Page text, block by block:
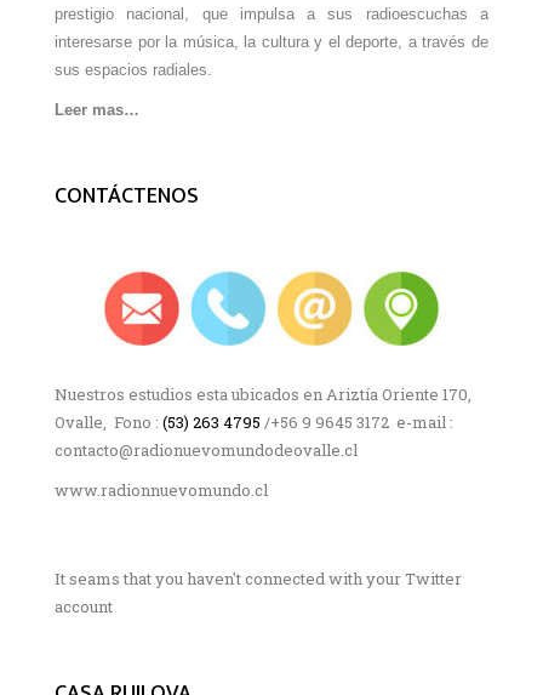
prestigio nacional, que impulsa a sus radioescuchas a
interesarse por la música, la cultura y el deporte, a través de
sus espacios radiales.
Leer mas…
CONTÁCTENOS
Nuestros estudios esta ubicados en Ariztía Oriente 170,
Ovalle, Fono : (53) 263 4795 /+56 9 9645 3172 e-mail :
contacto@radionuevomundodeovalle.cl
www.radionnuevomundo.cl
It seams that you haven't connected with your Twitter
account